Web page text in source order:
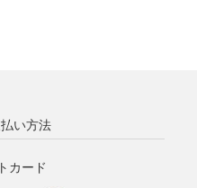
い方法
カード